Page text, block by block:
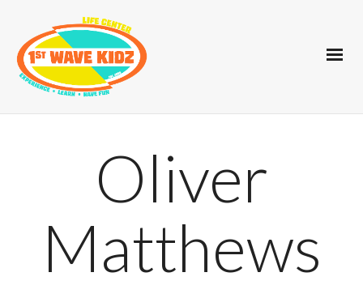
Oliver
Matthews